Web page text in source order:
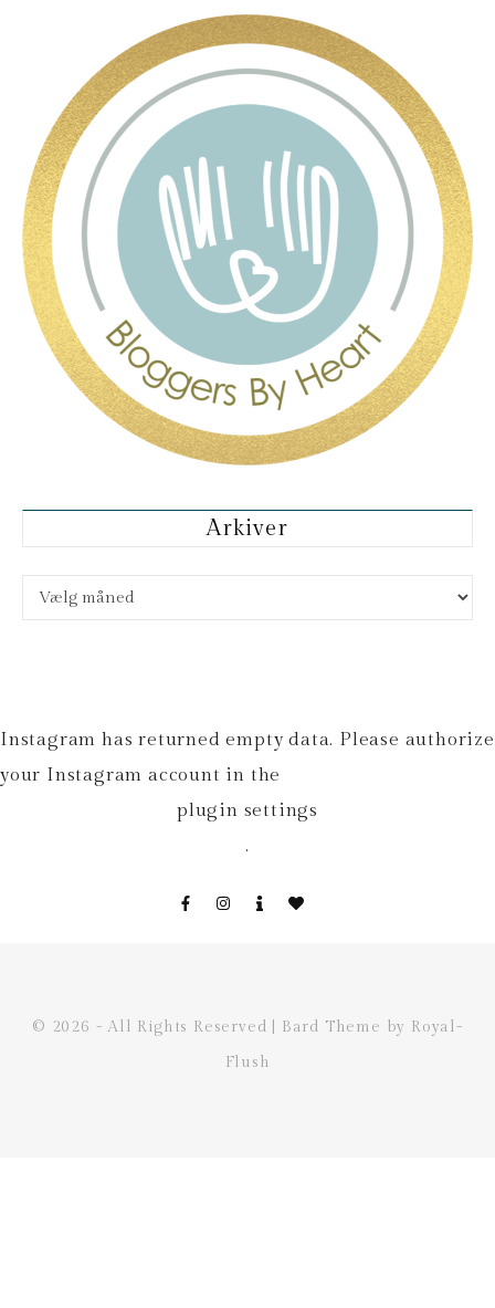
Arkiver
Arkiver
Instagram has returned empty data. Please authorize
your Instagram account in the
plugin settings
.
© 2026 - All Rights Reserved | Bard Theme by Royal-
Flush